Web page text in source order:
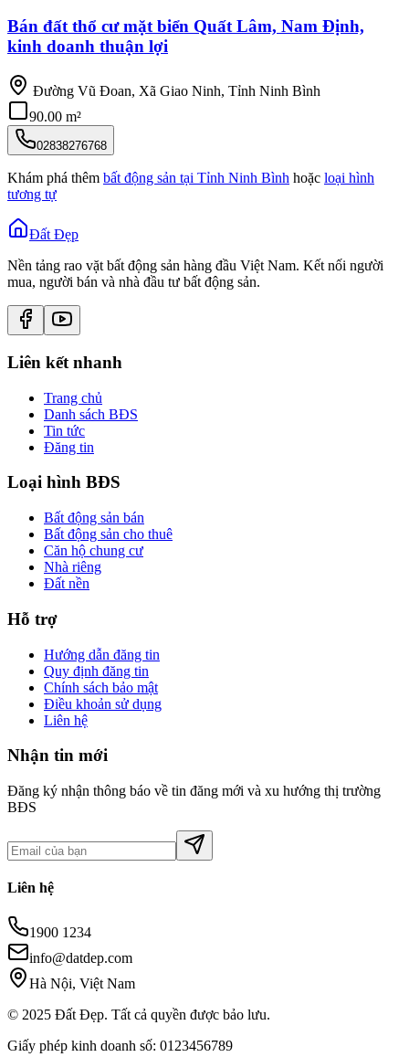
Bán đất thổ cư mặt biển Quất Lâm, Nam Định,
kinh doanh thuận lợi
Đường Vũ Đoan, Xã Giao Ninh, Tỉnh Ninh Bình
90.00 m²
02838276768
Khám phá thêm bất động sản tại Tỉnh Ninh Bình hoặc loại hình
tương tự
Đất Đẹp
Nền tảng rao vặt bất động sản hàng đầu Việt Nam. Kết nối người
mua, người bán và nhà đầu tư bất động sản.
Liên kết nhanh
Trang chủ
Danh sách BĐS
Tin tức
Đăng tin
Loại hình BĐS
Bất động sản bán
Bất động sản cho thuê
Căn hộ chung cư
Nhà riêng
Đất nền
Hỗ trợ
Hướng dẫn đăng tin
Quy định đăng tin
Chính sách bảo mật
Điều khoản sử dụng
Liên hệ
Nhận tin mới
Đăng ký nhận thông báo về tin đăng mới và xu hướng thị trường
BĐS
Liên hệ
1900 1234
info@datdep.com
Hà Nội, Việt Nam
© 2025 Đất Đẹp. Tất cả quyền được bảo lưu.
Giấy phép kinh doanh số: 0123456789